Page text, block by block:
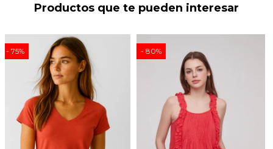
Productos que te pueden interesar
75 80